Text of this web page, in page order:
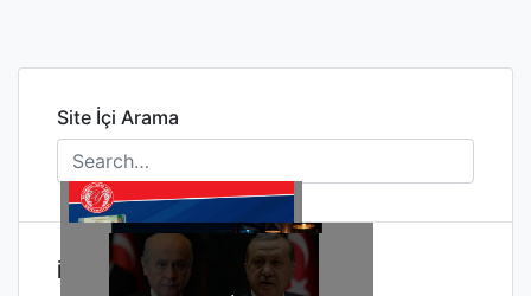
Site İçi Arama
İlginizi Çekebilir